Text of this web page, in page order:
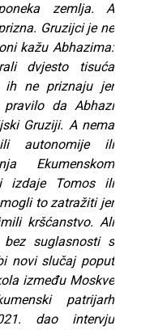
zemlja. A
Gruzijci je ne
kažu Abhazima:
dvjesto tisuća
ih ne priznaju jer
da Abhazi
Gruziji. A nema
ili autonomije ili
Ekumenskom
izdaje Tomos ili
to zatražiti jer
kršćanstvo. Ali
suglasnosti s
novi slučaj poput
između Moskve
patrijarh
dao intervju